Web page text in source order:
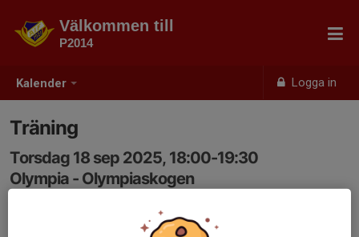
Kalender Logga in
Välkommen till
P2014
Träning
Torsdag 18 sep 2025, 18:00-19:30
Olympia - Olympiaskogen